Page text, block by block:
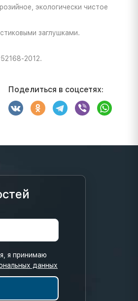
экологически чистое
заглушками.
2012.
Поделиться в соцсетях:
я принимаю
данных